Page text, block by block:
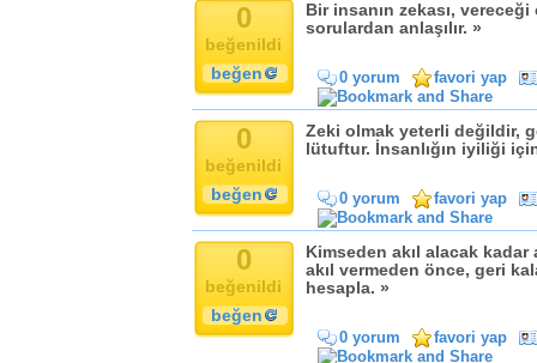
0
beğenildi
beğen
Bir insanın zekası,
sorulardan anlaşılır. »
0 yorum favori yap
0
beğenildi
beğen
Zeki olmak yeterli değildir,
lütuftur. İnsanlığın iyiliği
0 yorum favori yap
0
beğenildi
beğen
Kimseden akıl alacak
akıl vermeden önce, geri
hesapla. »
0 yorum favori yap